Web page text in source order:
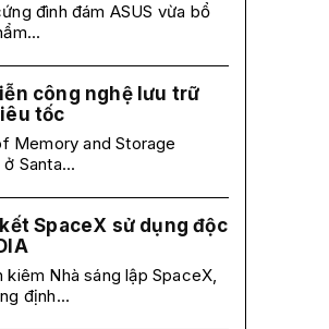
đình đám ASUS vừa bổ
công nghệ lưu trữ
tốc
Memory and Storage
Santa...
SpaceX sử dụng độc
kiêm Nhà sáng lập SpaceX,
định...